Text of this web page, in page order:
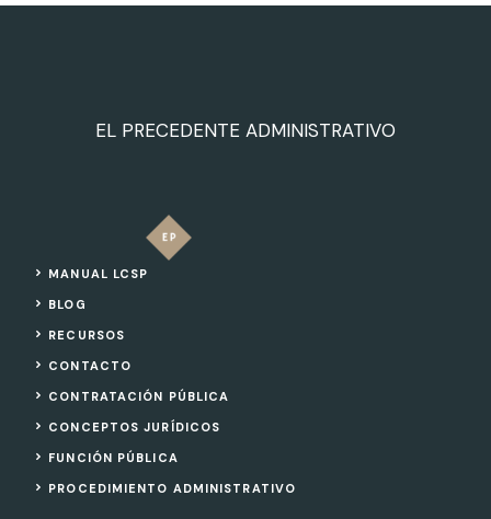
EL PRECEDENTE ADMINISTRATIVO
MANUAL LCSP
BLOG
RECURSOS
CONTACTO
CONTRATACIÓN PÚBLICA
CONCEPTOS JURÍDICOS
FUNCIÓN PÚBLICA
PROCEDIMIENTO ADMINISTRATIVO